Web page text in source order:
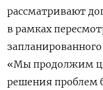
рассматривают
в рамках
«Мы продолжим
решения проблем